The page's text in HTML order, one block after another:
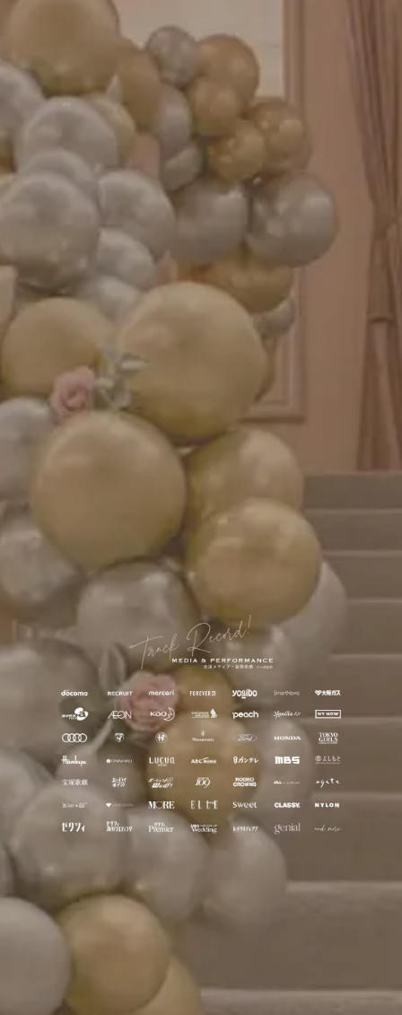
成人式バルーン特集